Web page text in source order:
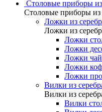
Столовые приборы из
Столовые приборы из
Ложки из
Ложки из
Ложки
Ложки
Ложки
Ложки
Ложки
Вилки из
Вилки из
Вилки